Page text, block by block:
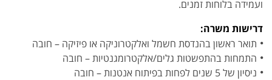
ועמידה בלוחות זמנים.
דרישות משרה:
תואר ראשון בהנדסת חשמל ואלקטרוניקה או פיזיקה – חובה
התמחות בהתפשטות גלים/אלקטרומגנטיות – חובה
ניסיון של 5 שנים לפחות בפיתוח אנטנות – חובה